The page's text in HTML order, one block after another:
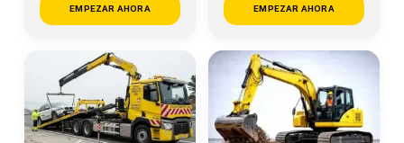
EMPEZAR AHORA EMPEZAR AHORA